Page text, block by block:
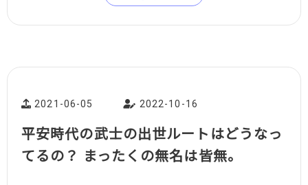
2021-06-05 2022-10-16
平安時代の武士の出世ルートはどうなっ
てるの？ まったくの無名は皆無。